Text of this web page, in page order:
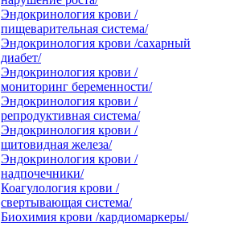
Эндокринология крови /
пищеварительная система/
Эндокринология крови /сахарный
диабет/
Эндокринология крови /
мониторинг беременности/
Эндокринология крови /
репродуктивная система/
Эндокринология крови /
щитовидная железа/
Эндокринология крови /
надпочечники/
Коагулология крови /
свертывающая система/
Биохимия крови /кардиомаркеры/